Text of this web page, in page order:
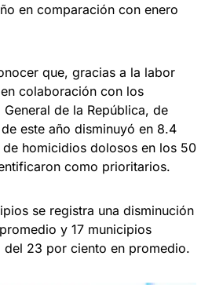
en comparación con enero
que, gracias a la labor
colaboración con los
de la República, de
este año disminuyó en 8.4
homicidios dolosos en los 50
como prioritarios.
se registra una disminución
y 17 municipios
del 23 por ciento en promedio.